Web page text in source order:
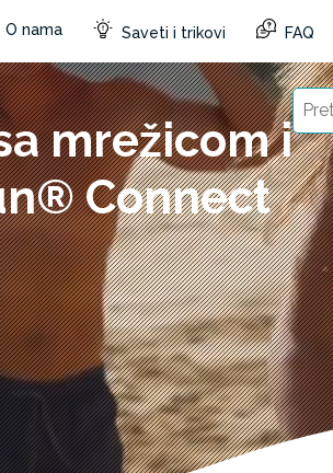
O nama Saveti i trikovi FAQ
mrežicom i
Connect